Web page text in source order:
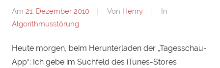
Am 21. Dezember 2010 Von Henry
In
Algorithmusstörung
Heute morgen, beim Herunterladen der „Tagesschau-
App“: Ich gebe im Suchfeld des iTunes-Stores